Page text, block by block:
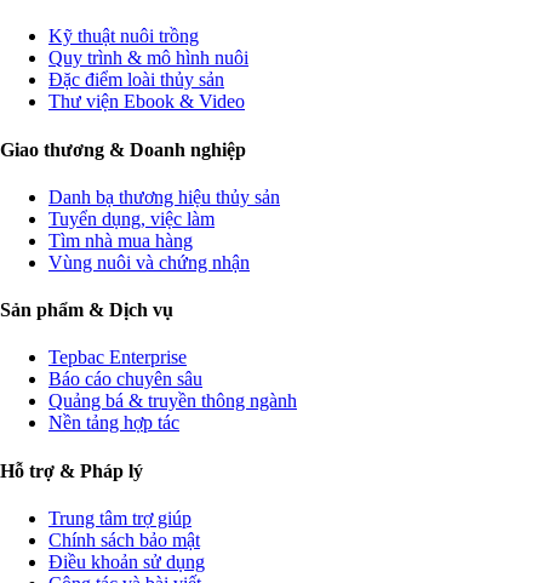
Kỹ thuật nuôi trồng
Quy trình & mô hình nuôi
Đặc điểm loài thủy sản
Thư viện Ebook & Video
Giao thương & Doanh nghiệp
Danh bạ thương hiệu thủy sản
Tuyển dụng, việc làm
Tìm nhà mua hàng
Vùng nuôi và chứng nhận
Sản phẩm & Dịch vụ
Tepbac Enterprise
Báo cáo chuyên sâu
Quảng bá & truyền thông ngành
Nền tảng hợp tác
Hỗ trợ & Pháp lý
Trung tâm trợ giúp
Chính sách bảo mật
Điều khoản sử dụng